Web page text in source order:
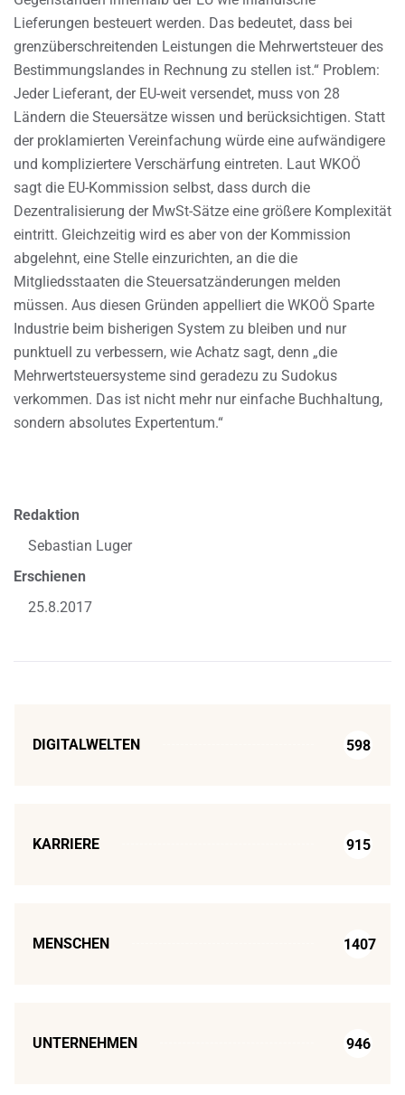
Lieferungen besteuert werden. Das bedeutet, dass bei
grenzüberschreitenden Leistungen die Mehrwertsteuer des
Bestimmungslandes in Rechnung zu stellen ist.“ Problem:
Jeder Lieferant, der EU-weit versendet, muss von 28
Ländern die Steuersätze wissen und berücksichtigen. Statt
der proklamierten Vereinfachung würde eine aufwändigere
und kompliziertere Verschärfung eintreten. Laut WKOÖ
sagt die EU-Kommission selbst, dass durch die
Dezentralisierung der MwSt-Sätze eine größere Komplexität
eintritt. Gleichzeitig wird es aber von der Kommission
abgelehnt, eine Stelle einzurichten, an die die
Mitgliedsstaaten die Steuersatzänderungen melden
müssen. Aus diesen Gründen appelliert die WKOÖ Sparte
Industrie beim bisherigen System zu bleiben und nur
punktuell zu verbessern, wie Achatz sagt, denn „die
Mehrwertsteuersysteme sind geradezu zu Sudokus
verkommen. Das ist nicht mehr nur einfache Buchhaltung,
sondern absolutes Expertentum.“
Redaktion
Sebastian Luger
Erschienen
25.8.2017
DIGITALWELTEN 598
KARRIERE 915
MENSCHEN 1407
UNTERNEHMEN 946